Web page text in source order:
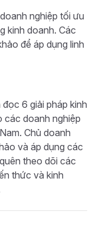
nghiệp tối ưu
kinh doanh. Các
để áp dụng linh
6 giải pháp kinh
các doanh nghiệp
Chủ doanh
và áp dụng các
theo dõi các
thức và kinh